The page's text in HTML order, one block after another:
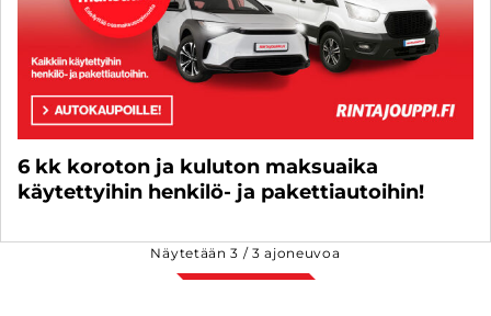
6 kk koroton ja kuluton maksuaika
käytettyihin henkilö- ja pakettiautoihin!
Näytetään3 /3 ajoneuvoa